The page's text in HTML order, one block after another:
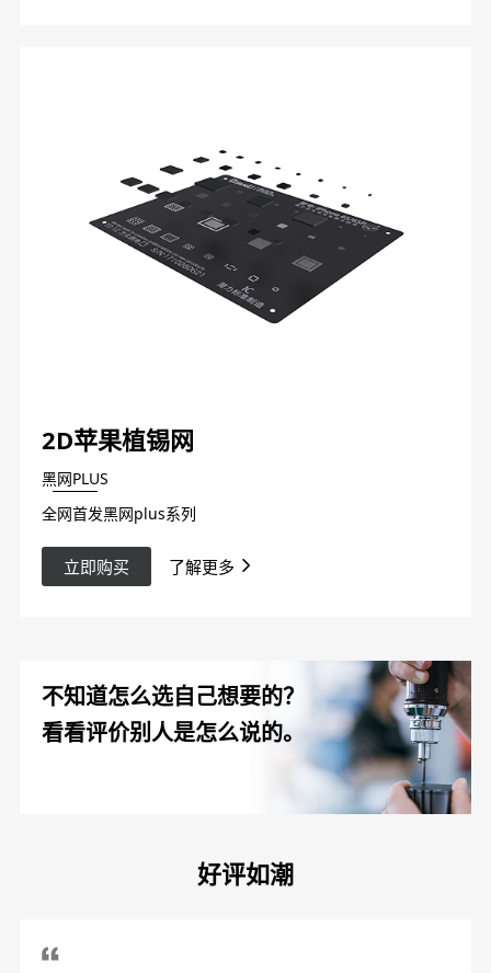
2D苹果植锡网
黑网PLUS
全网首发黑网plus系列
立即购买 了解更多
不知道怎么选自己想要的？
看看评价别人是怎么说的。
好评如潮